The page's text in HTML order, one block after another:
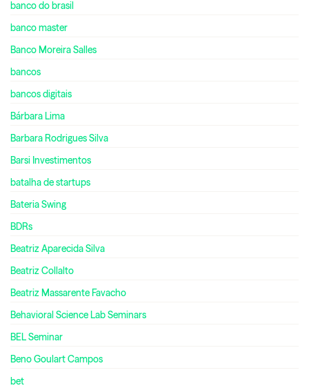
banco do brasil
banco master
Banco Moreira Salles
bancos
bancos digitais
Bárbara Lima
Barbara Rodrigues Silva
Barsi Investimentos
batalha de startups
Bateria Swing
BDRs
Beatriz Aparecida Silva
Beatriz Collalto
Beatriz Massarente Favacho
Behavioral Science Lab Seminars
BEL Seminar
Beno Goulart Campos
bet